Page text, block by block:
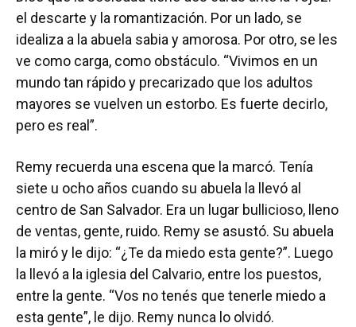
el descarte y la romantización. Por un lado, se
idealiza a la abuela sabia y amorosa. Por otro, se les
ve como carga, como obstáculo. “Vivimos en un
mundo tan rápido y precarizado que los adultos
mayores se vuelven un estorbo. Es fuerte decirlo,
pero es real”.
Remy recuerda una escena que la marcó. Tenía
siete u ocho años cuando su abuela la llevó al
centro de San Salvador. Era un lugar bullicioso, lleno
de ventas, gente, ruido. Remy se asustó. Su abuela
la miró y le dijo: “¿Te da miedo esta gente?”. Luego
la llevó a la iglesia del Calvario, entre los puestos,
entre la gente. “Vos no tenés que tenerle miedo a
esta gente”, le dijo. Remy nunca lo olvidó.